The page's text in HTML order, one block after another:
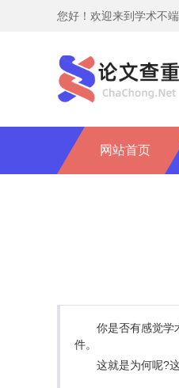
您好！欢迎来到学术不
网站首页
你是否有感觉学
件。
这就是为何呢?